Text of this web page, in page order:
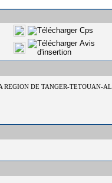
REGION DE TANGER-TETOUAN-AL